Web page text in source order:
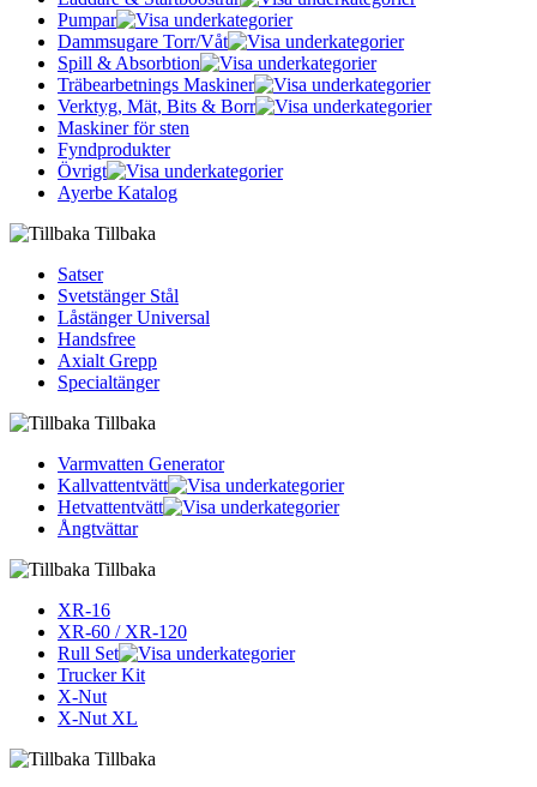
Pumpar
Dammsugare Torr/Våt
Spill & Absorbtion
Träbearbetnings Maskiner
Verktyg, Mät, Bits & Borr
Maskiner för sten
Fyndprodukter
Övrigt
Ayerbe Katalog
Tillbaka
Satser
Svetstänger Stål
Låstänger Universal
Handsfree
Axialt Grepp
Specialtänger
Tillbaka
Varmvatten Generator
Kallvattentvätt
Hetvattentvätt
Ångtvättar
Tillbaka
XR-16
XR-60 / XR-120
Rull Set
Trucker Kit
X-Nut
X-Nut XL
Tillbaka